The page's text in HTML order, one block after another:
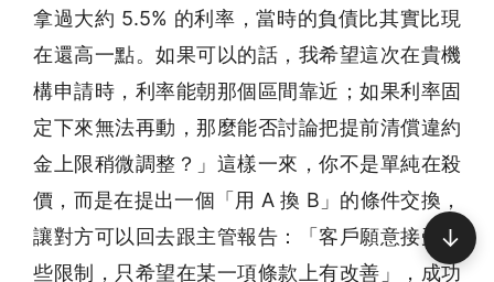
拿過大約 5.5% 的利率，當時的負債比其實比現
在還高一點。如果可以的話，我希望這次在貴機
構申請時，利率能朝那個區間靠近；如果利率固
定下來無法再動，那麼能否討論把提前清償違約
金上限稍微調整？」這樣一來，你不是單純在殺
價，而是在提出一個「用 A 換 B」的條件交換，
讓對方可以回去跟主管報告：「客戶願意接受某
些限制，只希望在某一項條款上有改善」，成功
↓